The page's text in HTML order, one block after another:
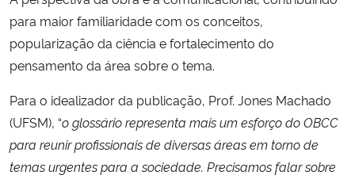
para maior familiaridade com os conceitos,
popularização da ciência e fortalecimento do
pensamento da área sobre o tema.
Para o idealizador da publicação, Prof. Jones Machado
(UFSM), “o glossário representa mais um esforço do OBCC
para reunir profissionais de diversas áreas em torno de
temas urgentes para a sociedade. Precisamos falar sobre